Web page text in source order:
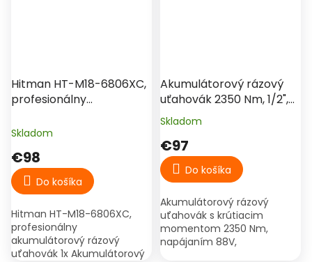
Hitman HT-M18-6806XC,
profesionálny
uťahovák
Skladom
€98
Do košíka
Hitman HT-M18-6806XC,
profesionálny
akumulátorový rázový
uťahovák 1x Akumulátorový
Akumulátorový rázový
uťahovák 2350 Nm, 1/2",
88V, 2× 8Ah batéria,
bezuhlíkový motor –
Hitman HT-IWS-
2350X.Pro
Priemerné
produktu
je
4,0
5
hviezdičiek.
Skladom
€97
Do košíka
Akumulátorový rázový
uťahovák s krútiacim
momentom 2350 Nm,
napájaním 88V,